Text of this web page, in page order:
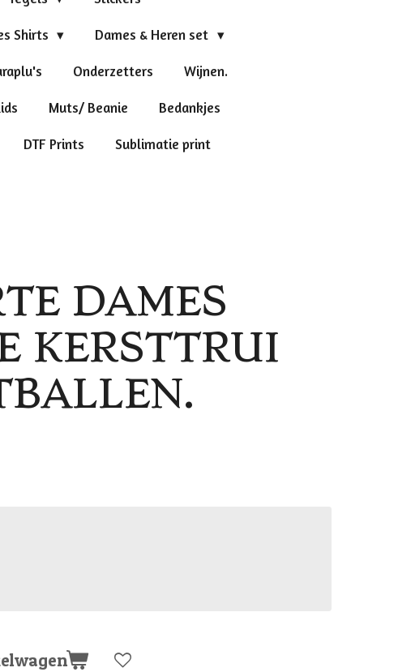
Shirts Dames & Heren set
Onderzetters Wijnen.
Muts/ Beanie Bedankjes
DTF Prints Sublimatie print
DAMES
KERSTTRUI